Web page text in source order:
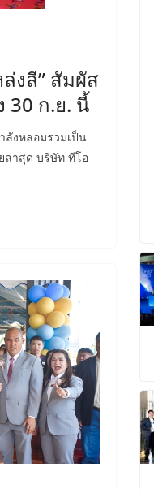
งลี” สัมผัส
30 ก.ย. นี้
ลังหลอมรวมเป็น
ล่าสุด บริษัท ทีโอ